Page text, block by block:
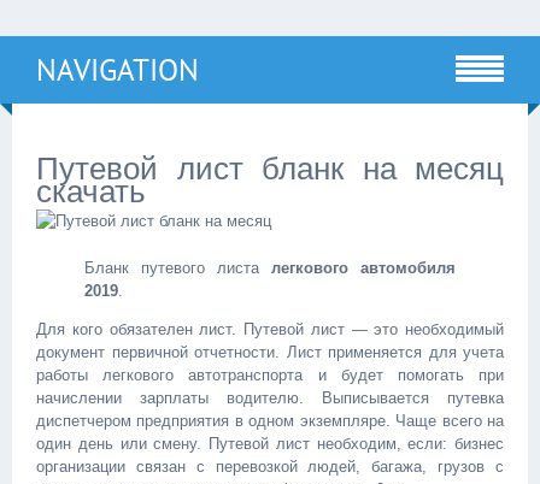
NAVIGATION
Путевой лист бланк на месяц
скачать
Бланк путевого листа легкового автомобиля
2019.
Для кого обязателен лист. Путевой лист — это необходимый
документ первичной отчетности. Лист применяется для учета
работы легкового автотранспорта и будет помогать при
начислении зарплаты водителю. Выписывается путевка
диспетчером предприятия в одном экземпляре. Чаще всего на
один день или смену. Путевой лист необходим, если: бизнес
организации связан с перевозкой людей, багажа, грузов с